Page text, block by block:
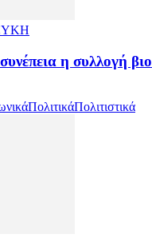
συνέπεια η συλλογή
ΠολιτικάΠολιτιστικά